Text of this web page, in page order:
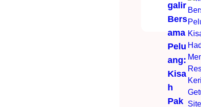
galir
Bers
ama
Pelu
ang:
Kisa
h
Pak